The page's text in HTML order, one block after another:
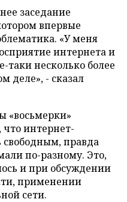
заседание
впервые
«У меня
интернета и
таки несколько более
деле», - сказал
«восьмерки»
что интернет-
свободным, правда
по-разному. Это,
и при обсуждении
применении
сети.